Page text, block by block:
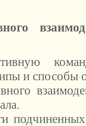
и способы